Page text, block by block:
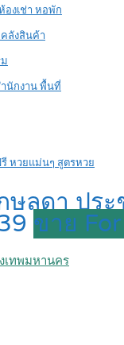
องเช่า หอพัก
คลังสินค้า
นักงาน พื้นที่
หวยแม่นๆ สูตรหวย
ลดา ปร
ขาย
เทพมหานคร